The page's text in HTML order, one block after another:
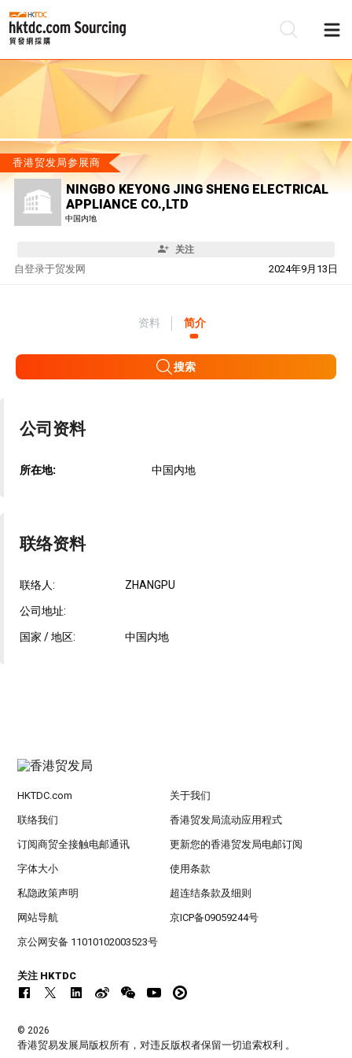
香港贸发局参展商
NINGBO KEYONG JING SHENG ELECTRICAL
APPLIANCE CO.,LTD
中国内地
关注
自 2024年9月13日
登录于贸发网
资料 简介
搜索
公司资料
所在地: 中国内地
联络资料
联络人: ZHANGPU
公司地址:
国家 / 地区: 中国内地
HKTDC.com 关于我们
联络我们 香港贸发局流动应用程式
订阅商贸全接触电邮通讯 更新您的香港贸发局电邮订阅
字体大小 使用条款
私隐政策声明 超连结条款及细则
网站导航 京ICP备09059244号
京公网安备 11010102003523号
关注 HKTDC
© 2026
香港贸易发展局版权所有，对违反版权者保留一切追索权利 。